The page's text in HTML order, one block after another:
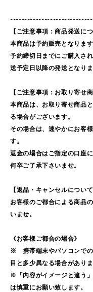
【ご注意事項：商品発送につ
本商品は予約販売となります
予約締切日までにご購入さ
送予定日以降の発送となり
【ご注意事項：お取り寄せ商
本商品は、お取り寄せ商品
る場合がございます。
その場合は、速やかにお客
す。
返金の場合はご指定の口座
何卒ご了承下さいませ。
【返品・キャンセルについて
お客様のご都合による商品
いませ。
《お客様ご都合の場合》
※ 携帯端末やパソコンでの
目と多少異なる場合があり
※「内容がイメージと違う
は慎重にお願い致します。